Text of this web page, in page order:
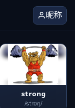
昵称
strong
/strɒŋ/